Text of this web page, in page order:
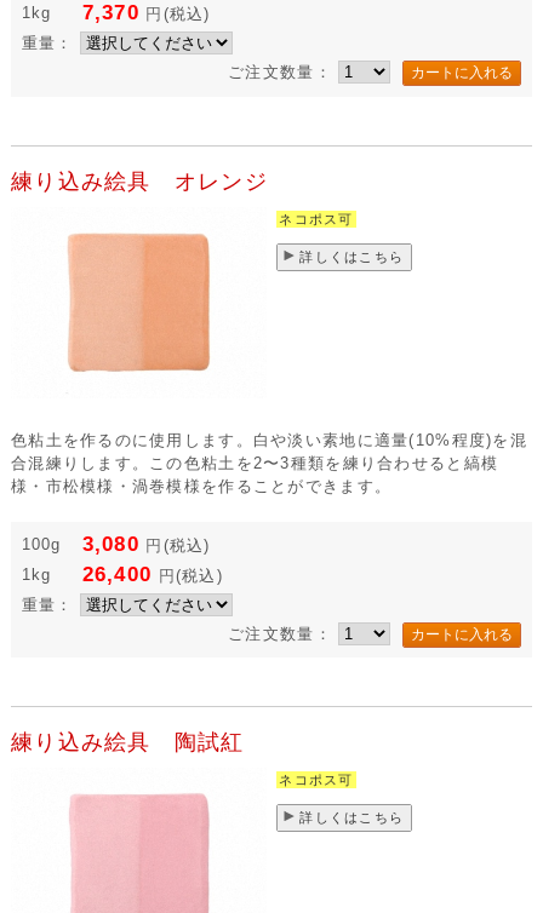
1kg
7,370 円 (税込)
重量：
ご注文数量：
練り込み絵具 オレンジ
ネコポス可
詳しくはこちら
色粘土を作るのに使用します。白や淡い素地に適量(10%程度)を混
合混練りします。この色粘土を2〜3種類を練り合わせると縞模
様・市松模様・渦巻模様を作ることができます。
100g 3,080 円 (税込)
1kg
26,400 円(税込)
重量：
ご注文数量：
練り込み絵具 陶試紅
ネコポス可
詳しくはこちら